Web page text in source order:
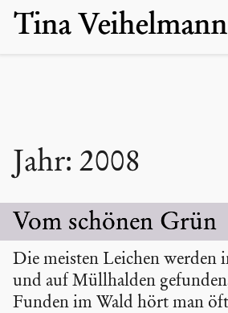
Skip
Tina Veihelmann
Jahr: 2008
Vom schönen Grün
Die meisten Leichen werden
und auf Müllhalden
Funden im Wald hört man